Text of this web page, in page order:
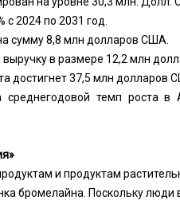
2024 по 2031 год.
сумму 8,8 млн долларов США.
в размере 12,2 млн
достигнет 37,5 млн долларов
темп роста в
и продуктам
бромелайна. Поскольку люди